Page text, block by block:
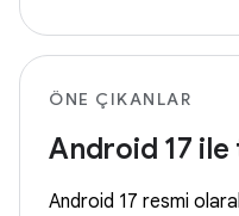
ÖNE ÇIKANLAR
Android 17 ile
Android 17 resmi